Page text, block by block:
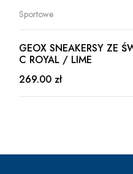
Sportowe
GEOX SNEAKERSY ZE
C ROYAL / LIME
269.00 zł